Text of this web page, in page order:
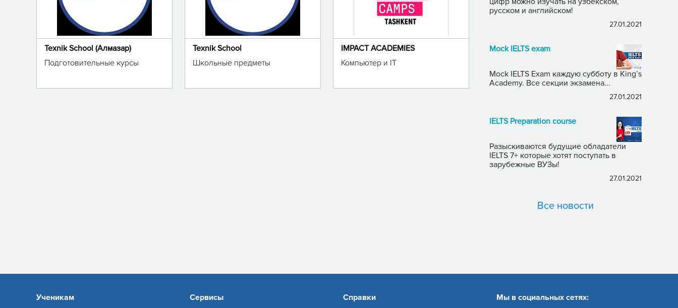
Texnik School (Алмазар)
Подготовительные курсы
Texnik School
Школьные предметы
IMPACT ACADEMIES
Компьютер и IT
русском и английском!
27.01.2021
Mock IELTS exam
Mock IELTS Exam каждую субботу в King’s
Academy. Все секции экзамена...
27.01.2021
IELTS Preparation course
Разыскиваются будущие обладатели
IELTS 7+ которые хотят поступать в
зарубежные ВУЗы!
27.01.2021
Все новости
Ученикам Сервисы Справки Мы в социальных сетях: